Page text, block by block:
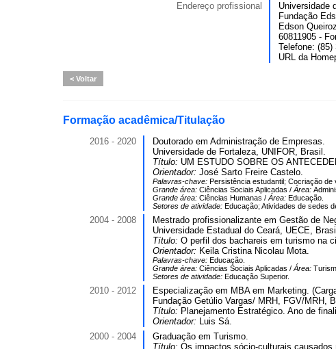
Endereço profissional
Universidade
Fundação
Edson Queiroz
60811905 -
Telefone: (85)
URL da
Voltar
Formação acadêmica/Titulação
2016 - 2020
Doutorado em Administração de Empresas.
Universidade de Fortaleza, UNIFOR, Brasil.
Título: UM ESTUDO SOBRE OS
Orientador: José Sarto Freire Castelo.
Palavras-chave: Persistência estudantil; Cocriação de
Grande área: Ciências Sociais Aplicadas / Área:
Grande área: Ciências Humanas / Área: Educação.
Setores de atividade: Educação; Atividades de sedes
2004 - 2008
Mestrado profissionalizante em Gestão de
Universidade Estadual do Ceará, UECE,
Título: O perfil dos bachareis em turismo na
Orientador: Keila Cristina Nicolau Mota.
Palavras-chave: Educação.
Grande área: Ciências Sociais Aplicadas / Área:
Setores de atividade: Educação Superior.
2010 - 2012
Especialização em MBA em Marketing.
Fundação Getúlio Vargas/ MRH, FGV/MRH,
Título: Planejamento Estratégico. Ano de
Orientador: Luis Sá.
2000 - 2004
Graduação em Turismo.
Título: Os impactos sócio-culturais causados